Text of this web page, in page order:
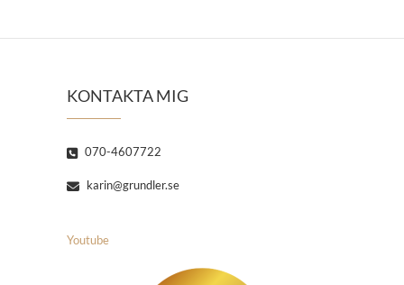
KONTAKTA MIG
070-4607722
karin@grundler.se
Youtube